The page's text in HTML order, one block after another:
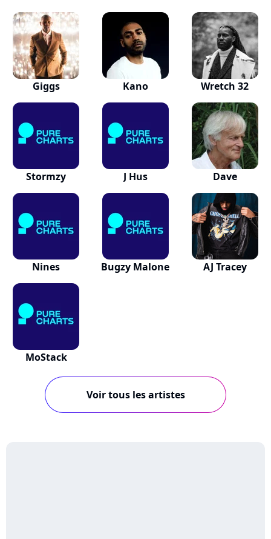
Giggs Kano Wretch 32
Stormzy J Hus Dave
Nines Bugzy Malone AJ Tracey
MoStack
Voir tous les artistes